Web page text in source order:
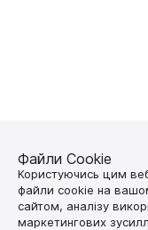
Файли Cookie
Користуючись цим
файли cookie на
сайтом, аналізу
маркетингових